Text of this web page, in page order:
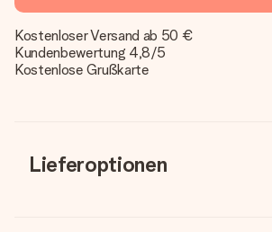
Kostenloser Versand ab 50 €
Kundenbewertung 4,8/5
Kostenlose Grußkarte
Lieferoptionen